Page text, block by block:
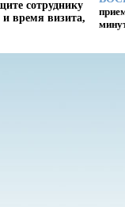
сотруднику
время визита,